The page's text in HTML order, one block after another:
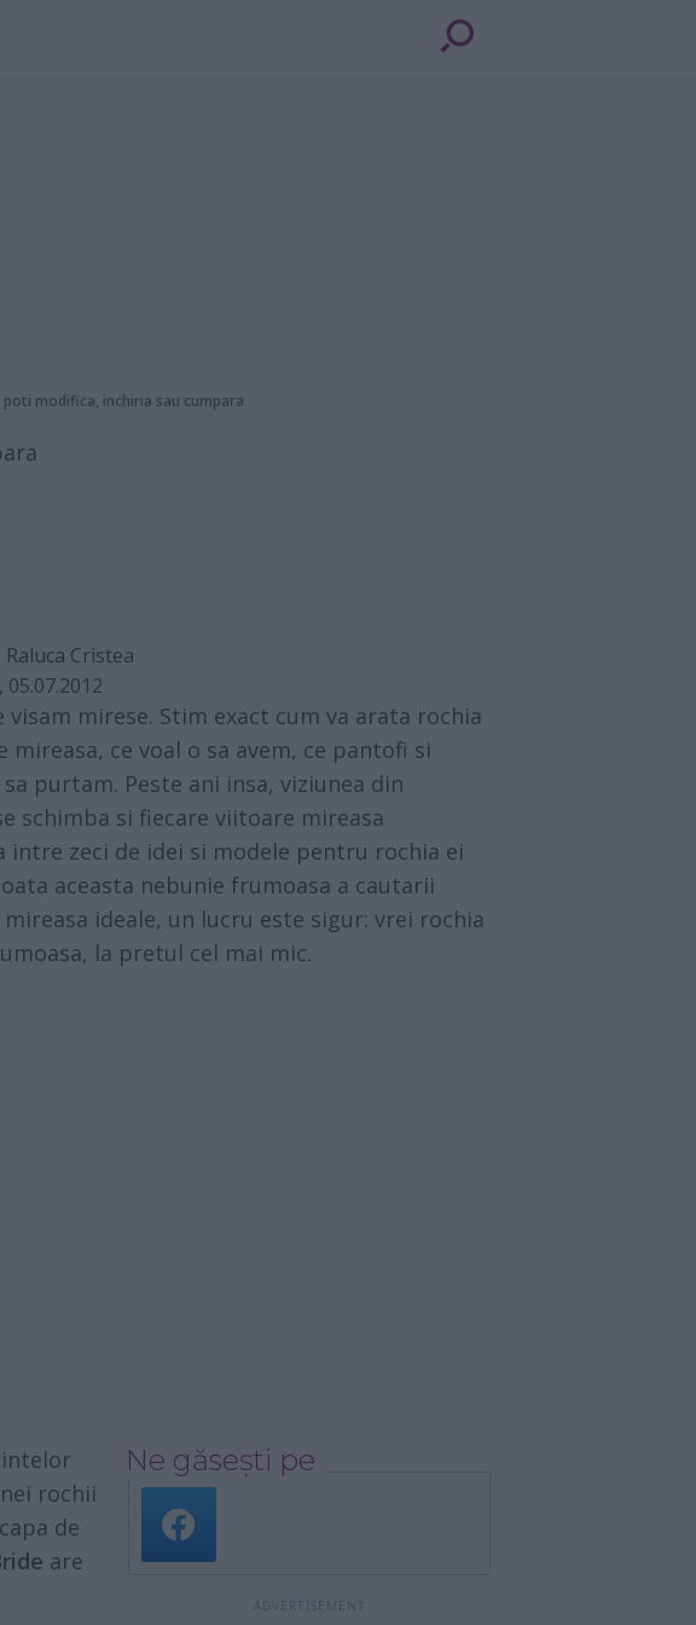
modifica, inchiria sau cumpara
Raluca Cristea
05.07.2012
visam mirese. Stim exact cum va arata rochia
mireasa, ce voal o sa avem, ce pantofi si
purtam. Peste ani insa, viziunea din
schimba si fiecare viitoare mireasa
intre zeci de idei si modele pentru rochia ei
aceasta nebunie frumoasa a cautarii
ideale, un lucru este sigur: vrei rochia
la pretul cel mai mic.
rochii
de
are
Ne găsești pe